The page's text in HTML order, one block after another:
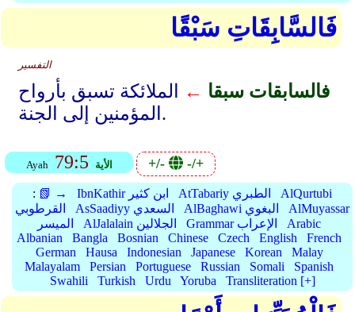
فَالسَّابِقَاتِ سَبْقًا
التفسير
فالسابقات سبقا ←
الملائكة تسبق بأرواح
المؤمنين إلى الجنة.
Ayah 79:5 الأية +/- -/+
: 📗 → IbnKathir ابن كثير AtTabariy الطبري
AlQurtubi
القرطوبي
AsSaadiyy السعدي AlBaghawi البغوي
AlMuyassar
الميسر
AlJalalain الجلالين Grammar الإعراب
Arabic
Albanian
Bangla Bosnian Chinese Czech English
French
German
Hausa Indonesian Japanese Korean
Malay
Malayalam
Persian Portuguese Russian Somali
Spanish
Swahili
Turkish Urdu Yoruba Transliteration [+]